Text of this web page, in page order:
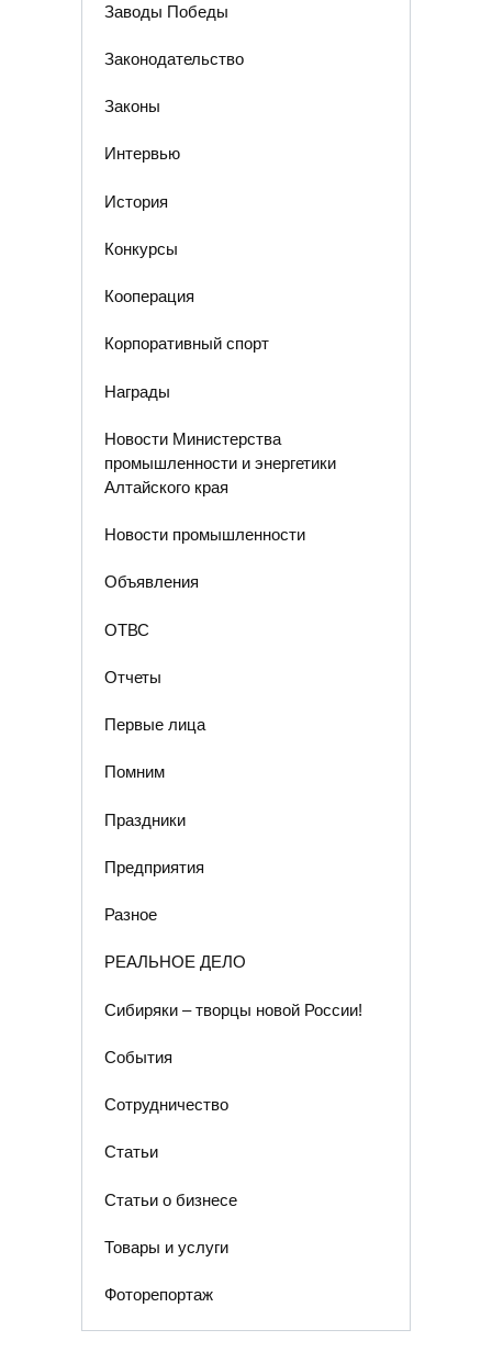
Заводы Победы
Законодательство
Законы
Интервью
История
Конкурсы
Кооперация
Корпоративный спорт
Награды
Новости Министерства
промышленности и энергетики
Алтайского края
Новости промышленности
Объявления
ОТВС
Отчеты
Первые лица
Помним
Праздники
Предприятия
Разное
РЕАЛЬНОЕ ДЕЛО
Сибиряки – творцы новой России!
События
Сотрудничество
Статьи
Статьи о бизнесе
Товары и услуги
Фоторепортаж